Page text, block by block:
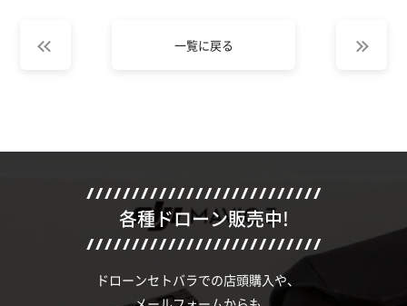
一覧に戻る
各種ドローン販売中!
ドローンセトバラでの店頭購入や、